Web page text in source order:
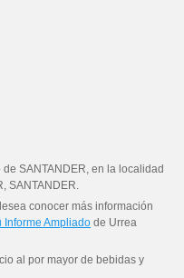
SANTANDER, en la localidad
SANTANDER.
conocer más información
Informe Ampliado de Urrea
al por mayor de bebidas y